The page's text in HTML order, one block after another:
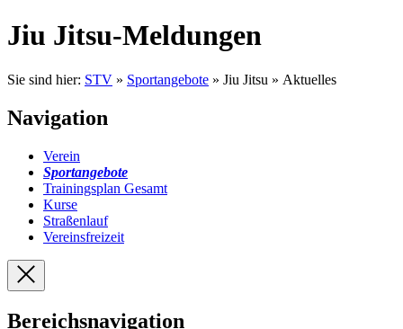
Jiu Jitsu-Meldungen
Sie sind hier: STV » Sportangebote » Jiu Jitsu » Aktuelles
Navigation
Verein
Sportangebote
Trainingsplan Gesamt
Kurse
Straßenlauf
Vereinsfreizeit
Bereichsnavigation